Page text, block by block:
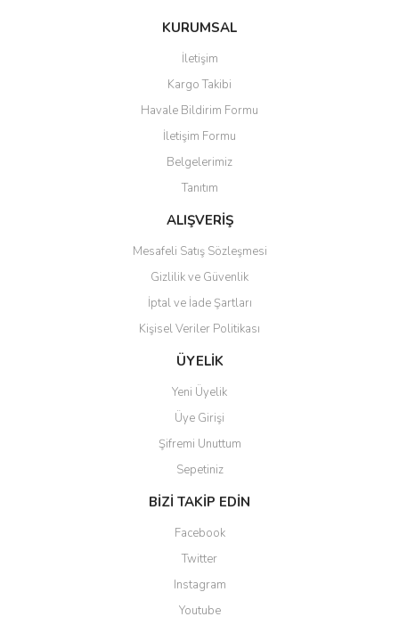
Bu ürüne ilk yorumu siz yapın!
Ürün resmi kalitesiz, bozuk veya görüntülenemiyor.
Ürün açıklamasında eksik bilgiler bulunuyor.
Ürün bilgilerinde hatalar bulunuyor.
Ürün fiyatı diğer sitelerden daha pahalı.
Bu ürüne benzer farklı alternatifler olmalı.
Gönder
KURUMSAL
İletişim
Kargo Takibi
Havale Bildirim Formu
İletişim Formu
Belgelerimiz
Tanıtım
ALIŞVERİŞ
Mesafeli Satış Sözleşmesi
Gizlilik ve Güvenlik
İptal ve İade Şartları
Kişisel Veriler Politikası
ÜYELİK
Yeni Üyelik
Üye Girişi
Şifremi Unuttum
Sepetiniz
BİZİ TAKİP EDİN
Facebook
Twitter
Instagram
Youtube